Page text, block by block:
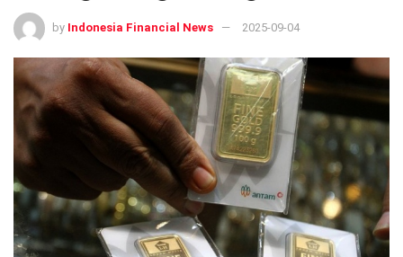
by Indonesia Financial News 2025-09-04